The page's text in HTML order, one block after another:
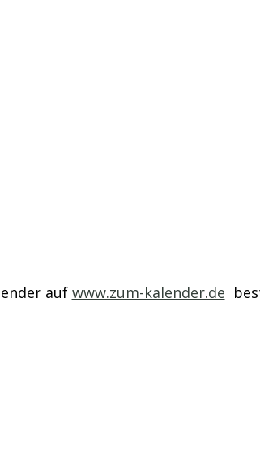
auf www.zum-kalender.de